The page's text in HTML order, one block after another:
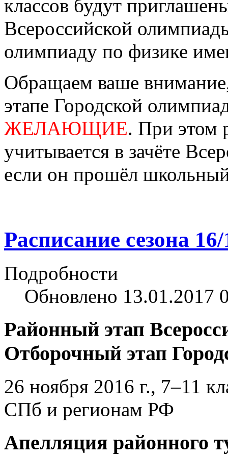
классов будут
Всероссийской
олимпиаду по физике
Обращаем ваше
этапе Городской
ЖЕЛАЮЩИЕ. При этом
учитывается в зачёте
если он прошёл
Расписание сезона
Подробности
Обновлено 13.01.2017
Районный этап
Отборочный этап
26 ноября 2016 г., 7–11
СПб и регионам РФ
Апелляция районного